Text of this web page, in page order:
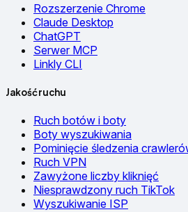
Rozszerzenie Chrome
Claude Desktop
ChatGPT
Serwer MCP
Linkly CLI
Jakość ruchu
Ruch botów i boty
Boty wyszukiwania
Pominięcie śledzenia
Ruch VPN
Zawyżone liczby kliknięć
Niesprawdzony ruch TikTok
Wyszukiwanie ISP